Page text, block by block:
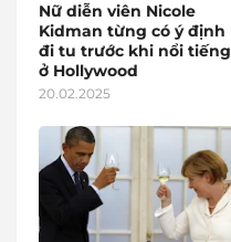
Nữ diễn viên Nicole
Kidman từng có ý định
đi tu trước khi nổi tiếng
ở Hollywood
20.02.2025